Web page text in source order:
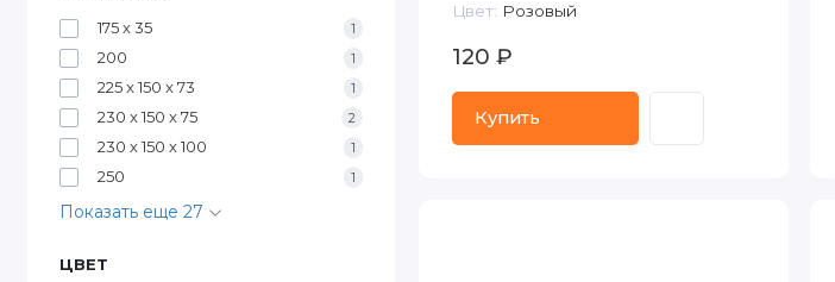
175 х 35 1
200 1
225 x 150 x 73 1
230 x 150 x 75 2
230 х 150 х 100 1
250 1
Показать еще 27
ЦВЕТ
Цвет: Розовый
120 ₽
Купить